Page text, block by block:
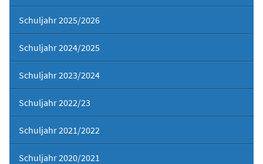
Schuljahr 2025/2026
Schuljahr 2024/2025
Schuljahr 2023/2024
Schuljahr 2022/23
Schuljahr 2021/2022
Schuljahr 2020/2021